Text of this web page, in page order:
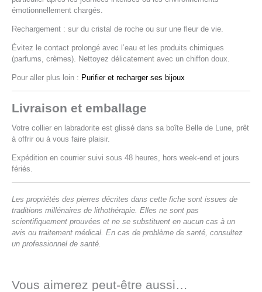
émotionnellement chargés.
Rechargement : sur du cristal de roche ou sur une fleur de vie.
Évitez le contact prolongé avec l’eau et les produits chimiques
(parfums, crèmes). Nettoyez délicatement avec un chiffon doux.
Pour aller plus loin : Purifier et recharger ses bijoux
Livraison et emballage
Votre collier en labradorite est glissé dans sa boîte Belle de Lune, prêt
à offrir ou à vous faire plaisir.
Expédition en courrier suivi sous 48 heures, hors week-end et jours
fériés.
Les propriétés des pierres décrites dans cette fiche sont issues de
traditions millénaires de lithothérapie. Elles ne sont pas
scientifiquement prouvées et ne se substituent en aucun cas à un
avis ou traitement médical. En cas de problème de santé, consultez
un professionnel de santé.
Vous aimerez peut-être aussi…